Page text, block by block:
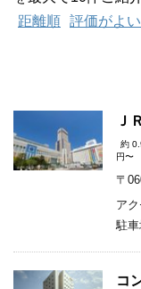
距離順 評価がよ
Ｊ
約
円〜
〒
ア
駐
コ